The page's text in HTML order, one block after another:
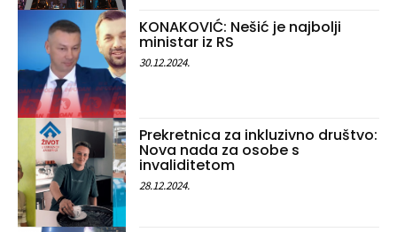
KONAKOVIĆ: Nešić je najbolji
ministar iz RS
30.12.2024.
Prekretnica za inkluzivno društvo:
Nova nada za osobe s
invaliditetom
28.12.2024.